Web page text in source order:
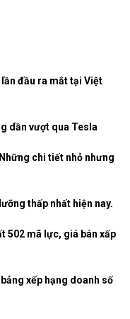
đầu ra mắt tại Việt
dần vượt qua Tesla
chi tiết nhỏ nhưng
thấp nhất hiện nay.
502 mã lực, giá bán xấp
xếp hạng doanh số